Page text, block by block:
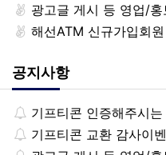
광고글 게시 등 영업/홍보성
해선ATM 신규가입회
공지사항
기프티콘 인증해주시는 회원
기프티콘 교환 감사이